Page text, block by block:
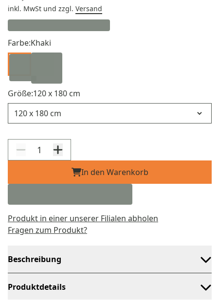
inkl. MwSt und zzgl. Versand
Farbe:Khaki
Größe:120 x 180 cm
In den Warenkorb
Produkt in einer unserer Filialen abholen
Fragen zum Produkt?
Beschreibung
Produktdetails